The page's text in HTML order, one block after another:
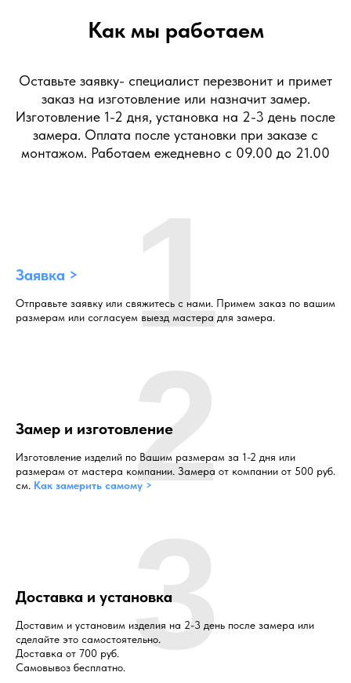
Как мы работаем
Оставьте заявку- специалист перезвонит и примет
заказ на изготовление или назначит замер.
Изготовление 1-2 дня, установка на 2-3 день после
замера. Оплата после установки при заказе с
монтажом. Работаем ежедневно с 09.00 до 21.00
Заявка >
Отправьте заявку или свяжитесь с нами. Примем заказ по вашим
размерам или согласуем выезд мастера для замера.
1
Замер и изготовление
Изготовление изделий по Вашим размерам за 1-2 дня или
размерам от мастера компании. Замера от компании от 500 руб.
см. Как замерить самому >2
Доставка и установка
Доставим и установим изделия на 2-3 день после замера или
сделайте это самостоятельно.
Доставка от 700 руб.
Самовывоз бесплатно. 3